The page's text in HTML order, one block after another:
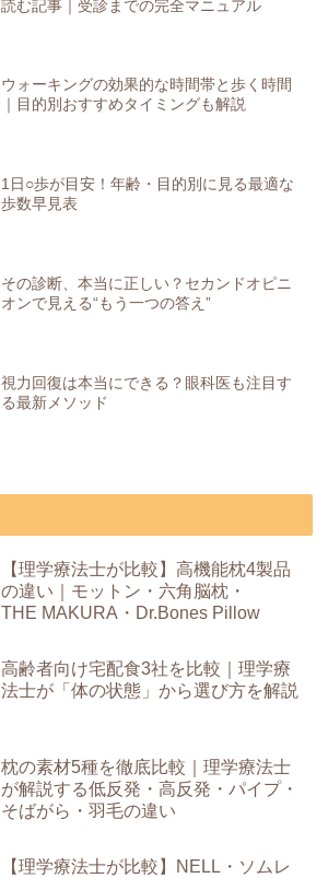
読む記事｜受診までの完全マニュアル
ウォーキングの効果的な時間帯と歩く時間
｜目的別おすすめタイミングも解説
1日○歩が目安！年齢・目的別に見る最適な
歩数早見表
その診断、本当に正しい？セカンドオピニ
オンで見える“もう一つの答え”
視力回復は本当にできる？眼科医も注目す
る最新メソッド
【理学療法士が比較】高機能枕4製品
の違い｜モットン・六角脳枕・
THE MAKURA・Dr.Bones Pillow
高齢者向け宅配食3社を比較｜理学療
法士が「体の状態」から選び方を解説
枕の素材5種を徹底比較｜理学療法士
が解説する低反発・高反発・パイプ・
そばがら・羽毛の違い
【理学療法士が比較】NELL・ソムレ